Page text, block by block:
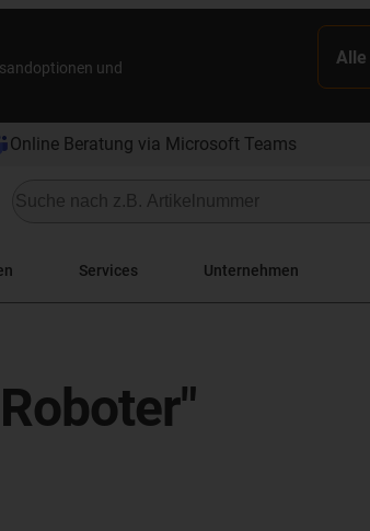
und
Online Beratung via Microsoft Teams
Services Unternehmen